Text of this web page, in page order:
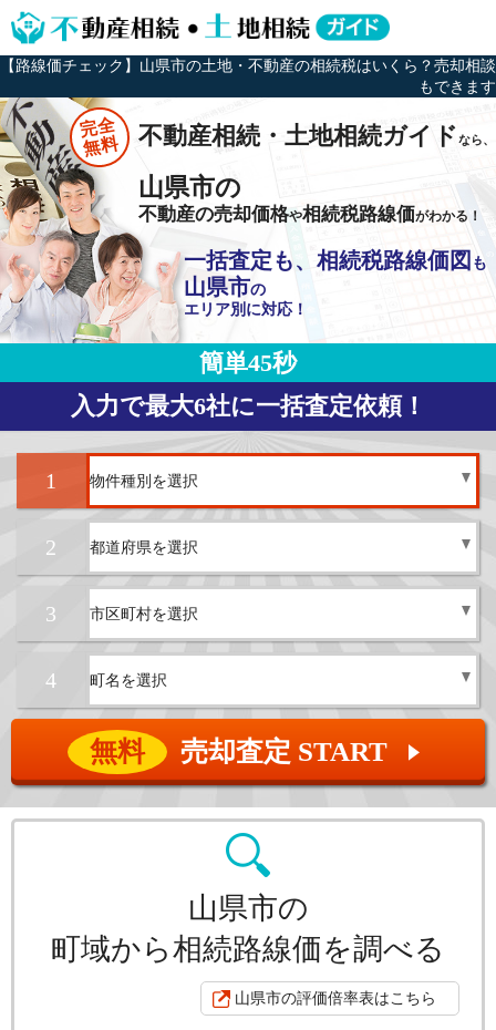
【路線価チェック】山県市の土地・不動産の相続税はいくら？売却相談
もできます
完全
無料 不動産相続・土地相続ガイドなら、
山県市の
不動産の売却価格や相続税路線価がわかる！
一括査定も、相続税路線価図 も
山県市の
エリア別に対応！
簡単45秒
入力で最大6社に一括査定依頼！
1
2
3
4
無料 売却査定 START ▲
山県市の
町域から相続路線価を調べる
山県市の評価倍率表はこちら